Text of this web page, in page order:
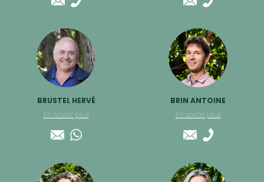
BRUSTEL HERVÉ
En savoir plus
BRIN ANTOINE
En savoir plus